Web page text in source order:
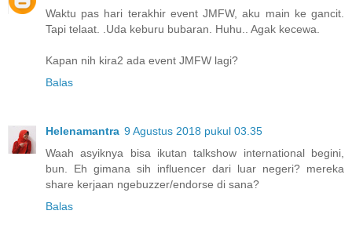
Waktu pas hari terakhir event JMFW, aku main ke gancit.
Tapi telaat. .Uda keburu bubaran. Huhu.. Agak kecewa.
Kapan nih kira2 ada event JMFW lagi?
Balas
Helenamantra 9 Agustus 2018 pukul 03.35
Waah asyiknya bisa ikutan talkshow international begini,
bun. Eh gimana sih influencer dari luar negeri? mereka
share kerjaan ngebuzzer/endorse di sana?
Balas